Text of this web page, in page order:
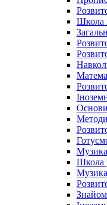
Школа
Музика
Школа